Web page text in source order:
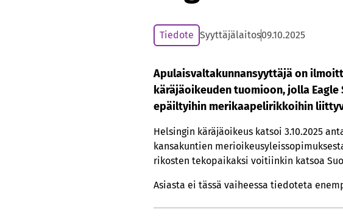
Tiedote Syyttäjälaitos09.10.2025
Apulaisvaltakunnansyyttäjä on
käräjäoikeuden tuomioon, jolla
epäiltyihin merikaapelirikkoihin
Helsingin käräjäoikeus katsoi 3.10.2025
kansakuntien
rikosten tekopaikaksi voitiinkin katsoa
Asiasta ei tässä vaiheessa tiedoteta